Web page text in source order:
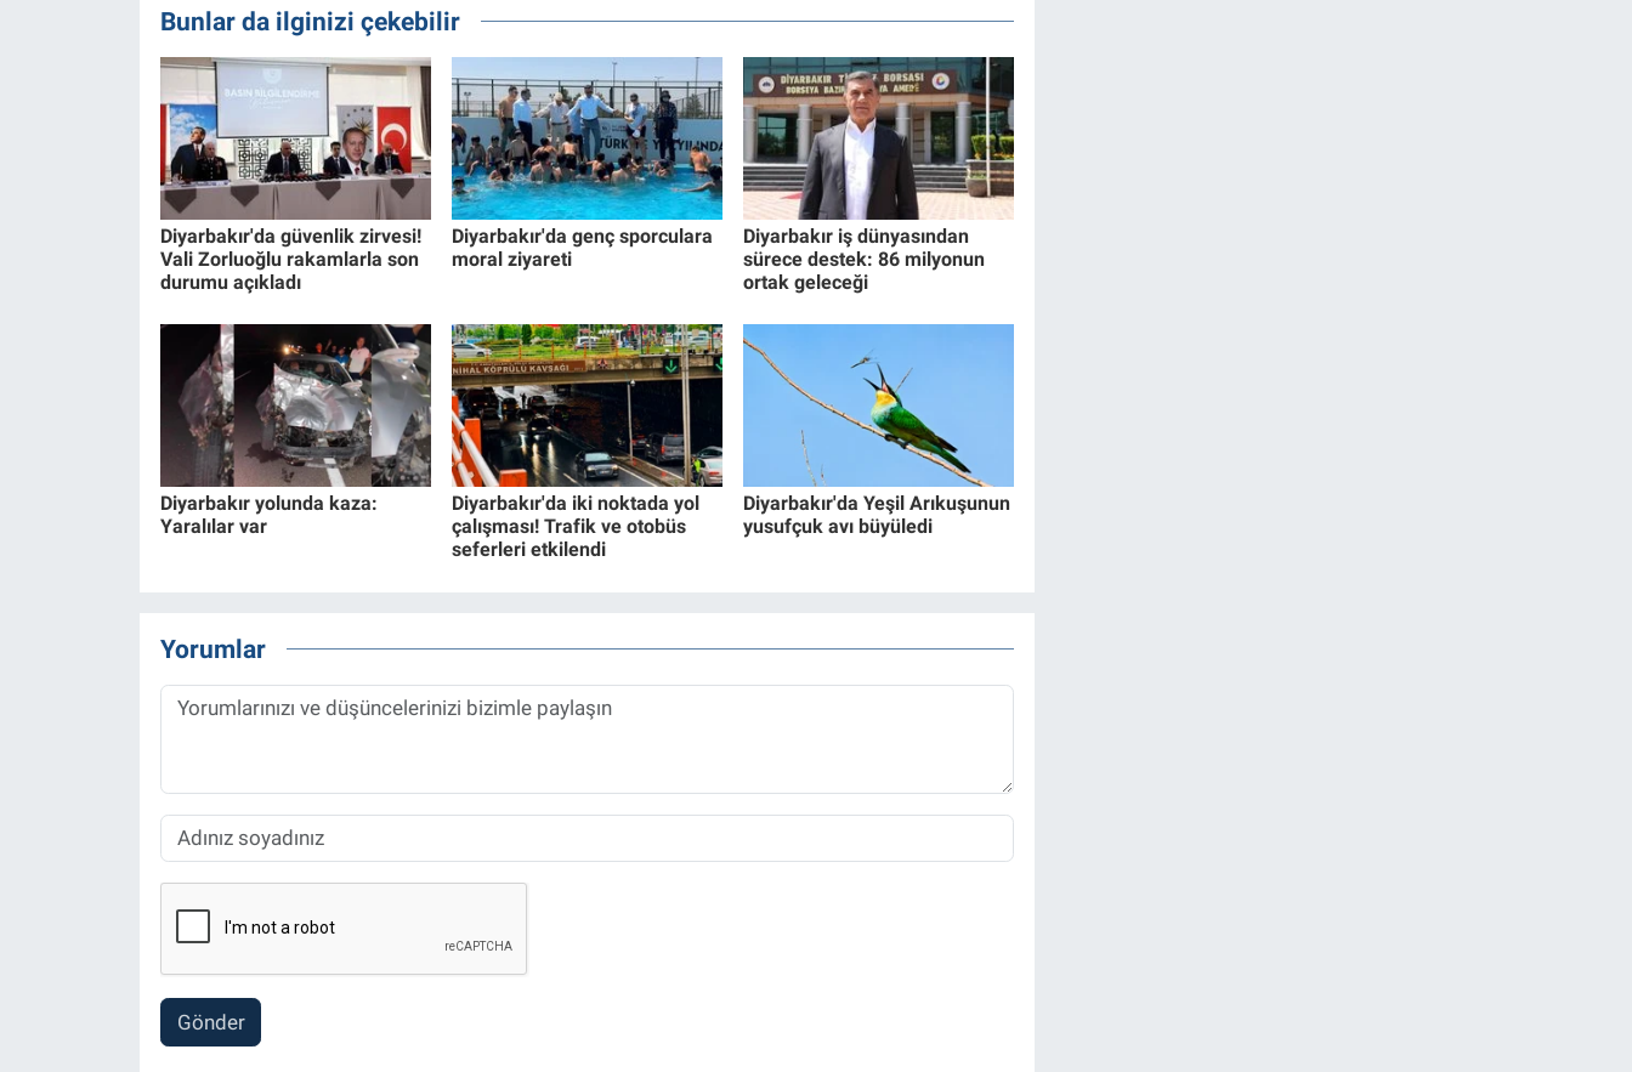
Bunlar da ilginizi çekebilir
Diyarbakır'da güvenlik zirvesi!
Vali Zorluoğlu rakamlarla son
durumu açıkladı
Diyarbakır'da genç sporculara
moral ziyareti
Diyarbakır iş dünyasından
sürece destek: 86 milyonun
ortak geleceği
Diyarbakır yolunda kaza:
Yaralılar var
Diyarbakır'da iki noktada yol
çalışması! Trafik ve otobüs
seferleri etkilendi
Diyarbakır'da Yeşil Arıkuşunun
yusufçuk avı büyüledi
Yorumlar
Gönder